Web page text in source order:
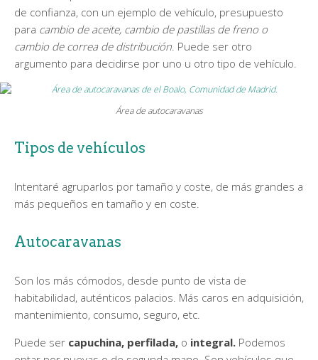
de confianza, con un ejemplo de vehículo, presupuesto
para cambio de aceite, cambio de pastillas de freno o
cambio de correa de distribución . Puede ser otro
argumento para decidirse por uno u otro tipo de vehículo.
Área de autocaravanas
Tipos de vehículos
Intentaré agruparlos por tamaño y coste, de más grandes a
más pequeños en tamaño y en coste.
Autocaravanas
Son los más cómodos, desde punto de vista de
habitabilidad, auténticos palacios. Más caros en adquisición,
mantenimiento, consumo, seguro, etc.
Puede ser capuchina, perfilada, o integral. Podemos